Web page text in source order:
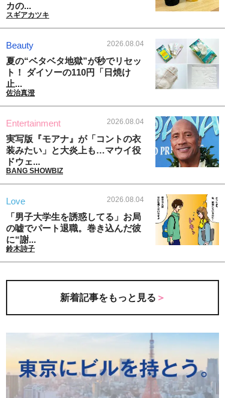
カの...
スギアカツキ
Beauty 2026.08.04
夏の“ベタベタ地獄”が秒でリセッ
ト！ ダイソーの110円「日焼け
止...
佐治真澄
Entertainment 2026.08.04
実写版『モアナ』が「コントの衣
装みたい」と大炎上も…マウイ役
ドウェ...
BANG SHOWBIZ
Love 2026.08.04
「男子大学生を誘惑してる」お局
の嘘でパート退職。巻き込んだ彼
に“謝...
鈴木詩子
新着記事をもっと見る